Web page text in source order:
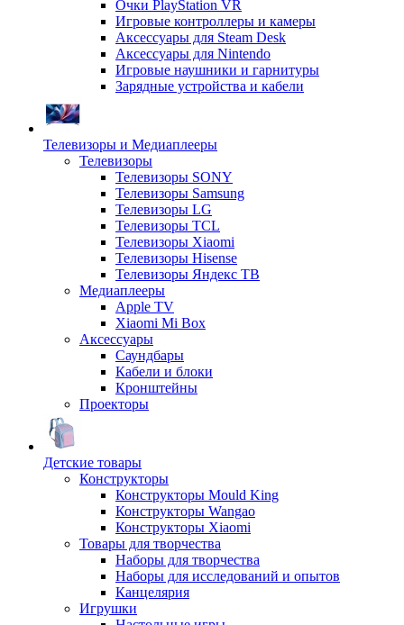
Очки PlayStation VR
Игровые контроллеры и камеры
Аксессуары для Steam Desk
Аксессуары для Nintendo
Игровые наушники и гарнитуры
Зарядные устройства и кабели
Телевизоры и Медиаплееры
Телевизоры
Телевизоры SONY
Телевизоры Samsung
Телевизоры LG
Телевизоры TCL
Телевизоры Xiaomi
Телевизоры Hisense
Телевизоры Яндекс ТВ
Медиаплееры
Apple TV
Xiaomi Mi Box
Аксессуары
Саундбары
Кабели и блоки
Кронштейны
Проекторы
Детские товары
Конструкторы
Конструкторы Mould King
Конструкторы Wangao
Конструкторы Xiaomi
Товары для творчества
Наборы для творчества
Наборы для исследований и опытов
Канцелярия
Игрушки